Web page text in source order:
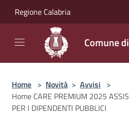
Regione Calabria
Comune
Home > Novità > Avvisi >
Home CARE PREMIUM 2025
PER I DIPENDENTI PUBBLICI